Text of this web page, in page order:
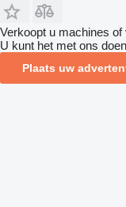
Verkoopt u machines of
U kunt het met ons
Plaats uw